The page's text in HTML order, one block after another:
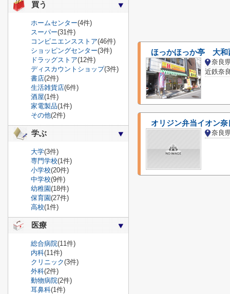
ほっかほっか亭 大和
奈良
近鉄奈
オリジン弁当イオン奈
奈良
買う
ホームセンター(4件)
スーパー(31件)
コンビニエンスストア(46件)
ショッピングセンター(3件)
ドラッグストア(12件)
ディスカウントショップ(3件)
書店(2件)
生活雑貨店(6件)
酒屋(1件)
家電製品(1件)
その他(2件)
学ぶ
大学(3件)
専門学校(1件)
小学校(20件)
中学校(9件)
幼稚園(18件)
保育園(27件)
高校(1件)
医療
総合病院(11件)
内科(11件)
クリニック(3件)
外科(2件)
動物病院(2件)
耳鼻科(1件)